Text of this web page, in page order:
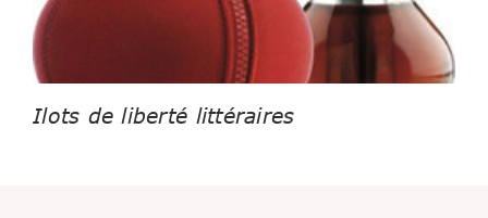
Ilots de liberté littéraires